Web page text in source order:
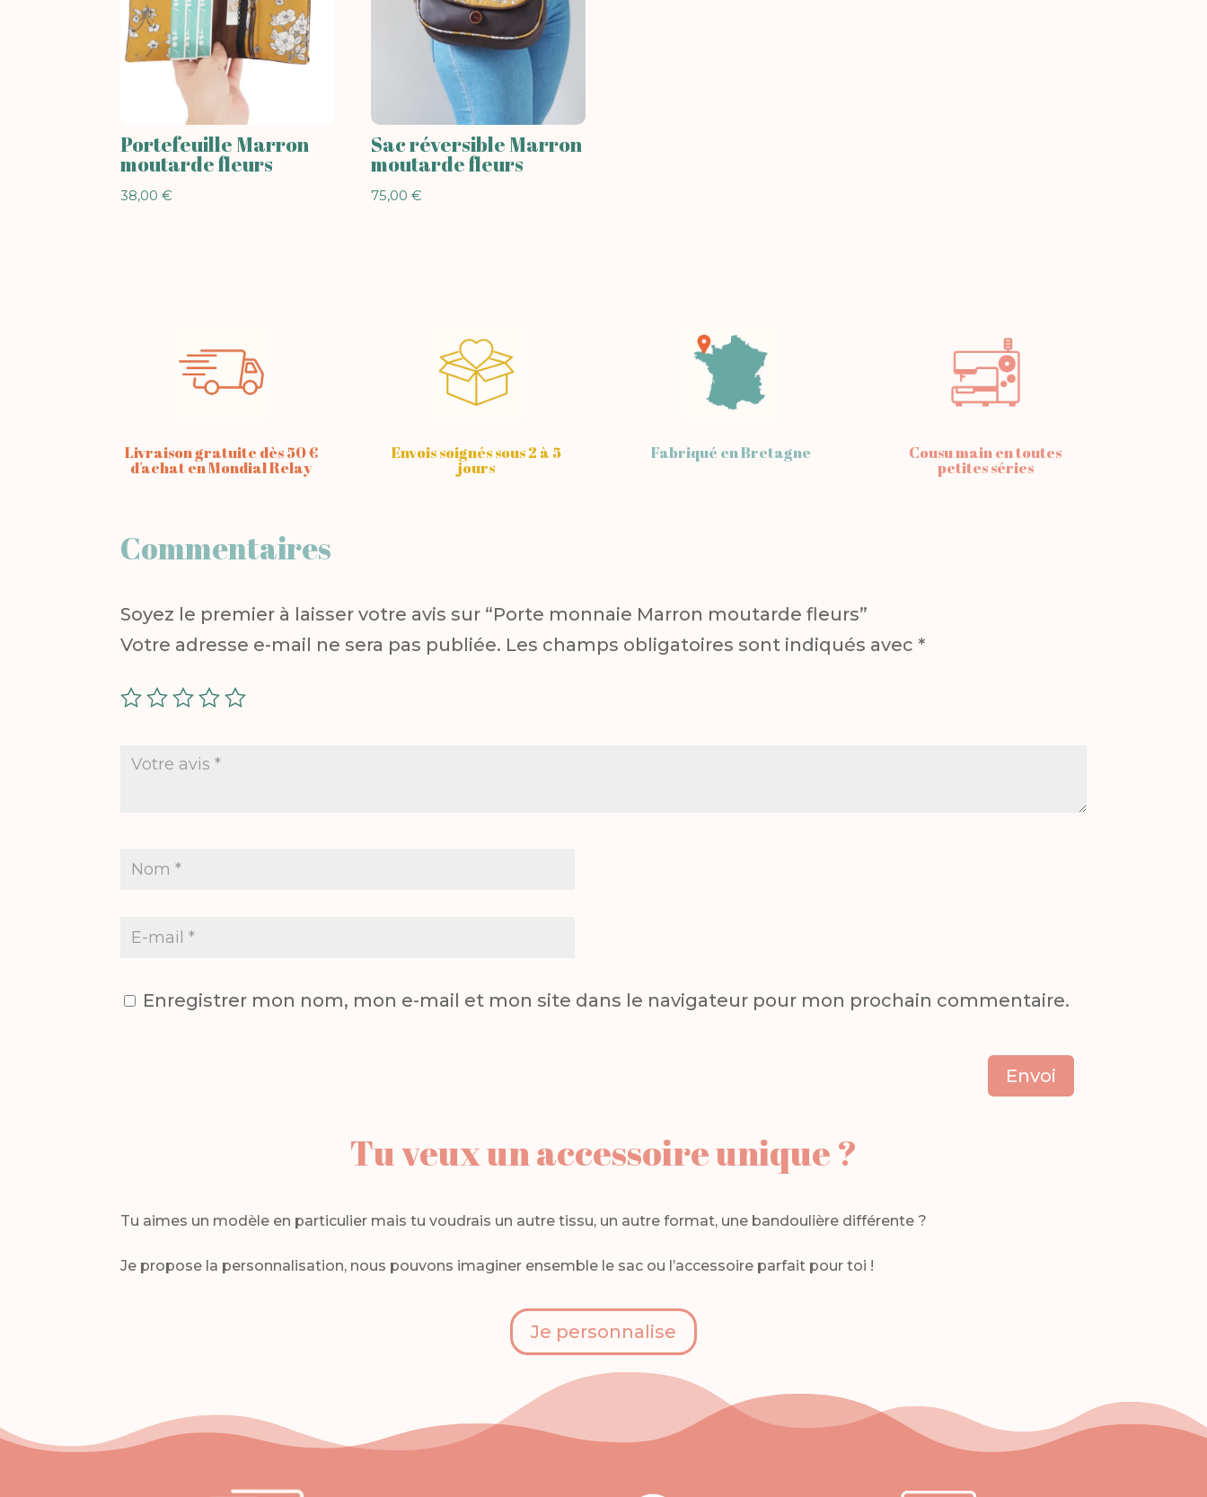
Portefeuille Marron
moutarde fleurs
38,00€
Sac réversible Marron
moutarde fleurs
75,00€
Livraison gratuite dès 50 €
d'achat en Mondial Relay
Envois soignés sous 2 à 5
jours
Fabriqué en Bretagne Cousu main en toutes
petites séries
Commentaires
Soyez le premier à laisser votre avis sur “Porte monnaie Marron moutarde fleurs”
Votre adresse e-mail ne sera pas publiée. Les champs obligatoires sont indiqués avec *
Enregistrer mon nom, mon e-mail et mon site dans le navigateur pour mon prochain commentaire.
Envoi
Tu veux un accessoire unique ?
Tu aimes un modèle en particulier mais tu voudrais un autre tissu, un autre format, une bandoulière différente ?
Je propose la personnalisation, nous pouvons imaginer ensemble le sac ou l’accessoire parfait pour toi !
Je personnalise